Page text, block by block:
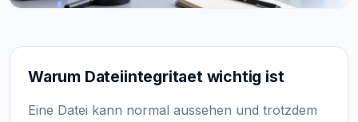
Warum Dateiintegritaet wichtig ist
Eine Datei kann normal aussehen und trotzdem